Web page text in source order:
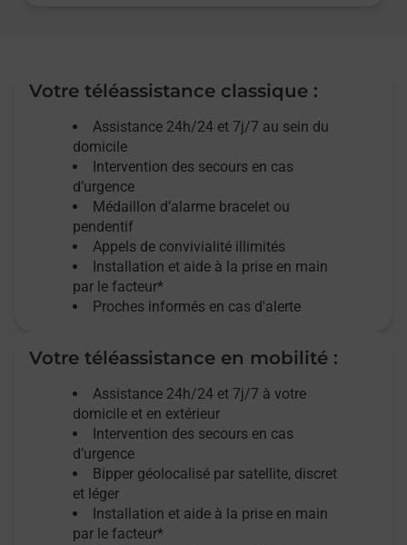
Votre téléassistance classique :
Assistance 24h/24 et 7j/7 au sein du
domicile
Intervention des secours en cas
d’urgence
Médaillon d’alarme bracelet ou
pendentif
Appels de convivialité illimités
Installation et aide à la prise en main
par le facteur*
Proches informés en cas d'alerte
Votre téléassistance en mobilité :
Assistance 24h/24 et 7j/7 à votre
domicile et en extérieur
Intervention des secours en cas
d’urgence
Bipper géolocalisé par satellite, discret
et léger
Installation et aide à la prise en main
par le facteur*